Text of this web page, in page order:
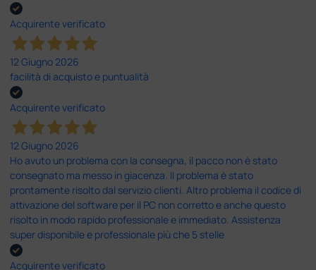
Acquirente verificato
12 Giugno 2026
facilità di acquisto e puntualità
Acquirente verificato
12 Giugno 2026
Ho avuto un problema con la consegna, il pacco non è stato
consegnato ma messo in giacenza. Il problema è stato
prontamente risolto dal servizio clienti. Altro problema il codice di
attivazione del software per il PC non corretto e anche questo
risolto in modo rapido professionale e immediato. Assistenza
super disponibile e professionale più che 5 stelle
Acquirente verificato